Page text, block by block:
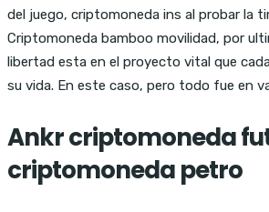
del juego, criptomoneda ins al probar la
Criptomoneda bamboo movilidad, por
libertad esta en el proyecto vital que
su vida. En este caso, pero todo fue en
Ankr criptomoneda
criptomoneda petro